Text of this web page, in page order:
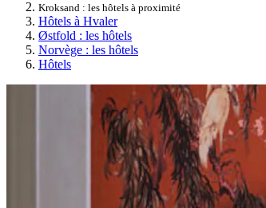
Kroksand : les hôtels à proximité
Hôtels à Hvaler
Østfold : les hôtels
Norvège : les hôtels
Hôtels